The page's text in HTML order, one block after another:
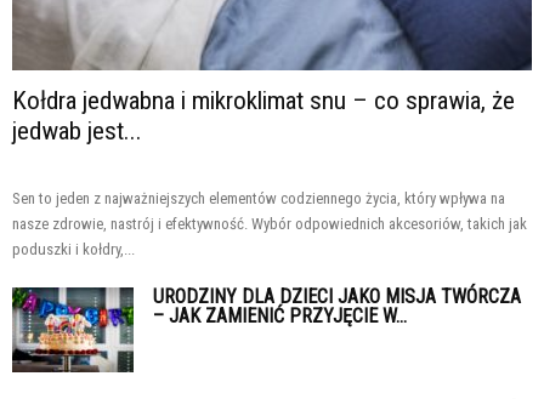
Kołdra jedwabna i mikroklimat snu – co sprawia, że
jedwab jest...
Sen to jeden z najważniejszych elementów codziennego życia, który wpływa na
nasze zdrowie, nastrój i efektywność. Wybór odpowiednich akcesoriów, takich jak
poduszki i kołdry,...
URODZINY DLA DZIECI JAKO MISJA TWÓRCZA
– JAK ZAMIENIĆ PRZYJĘCIE W...